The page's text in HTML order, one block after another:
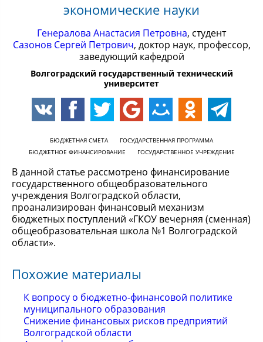
экономические науки
Генералова Анастасия Петровна, студент
Сазонов Сергей Петрович, доктор наук, профессор,
заведующий кафедрой
Волгоградский государственный технический
университет
БЮДЖЕТНАЯ СМЕТА
ГОСУДАРСТВЕННАЯ ПРОГРАММА
БЮДЖЕТНОЕ ФИНАНСИРОВАНИЕ
ГОСУДАРСТВЕННОЕ УЧРЕЖДЕНИЕ
В данной статье рассмотрено финансирование
государственного общеобразовательного
учреждения Волгоградской области,
проанализирован финансовый механизм
бюджетных поступлений «ГКОУ вечерняя (сменная)
общеобразовательная школа №1 Волгоградской
области».
Похожие материалы
К вопросу о бюджетно-финансовой политике
муниципального образования
Снижение финансовых рисков предприятий
Волгоградской области